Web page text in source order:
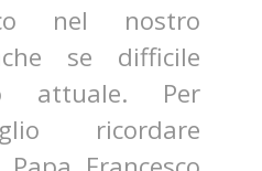
nel nostro
se difficile
attuale. Per
ricordare